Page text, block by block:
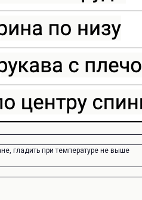
гладить при температуре не выше